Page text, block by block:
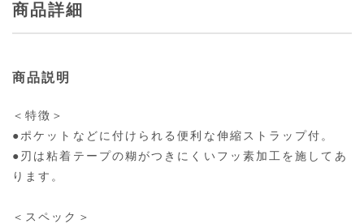
商品詳細
商品説明
＜特徴＞
●ポケットなどに付けられる便利な伸縮ストラップ付。
●刃は粘着テープの糊がつきにくいフッ素加工を施してあ
ります。
＜スペック＞